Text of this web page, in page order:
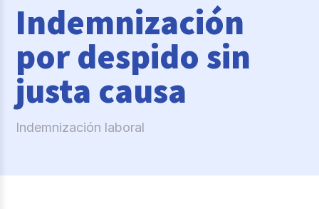
México
Brasil
Indemnización
por despido sin
justa causa
Indemnización laboral